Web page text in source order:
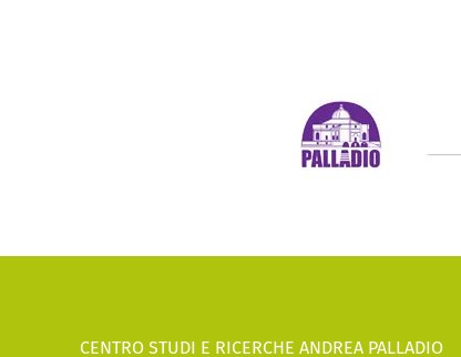
CENTRO STUDI E RICERCHE ANDREA PALLADIO